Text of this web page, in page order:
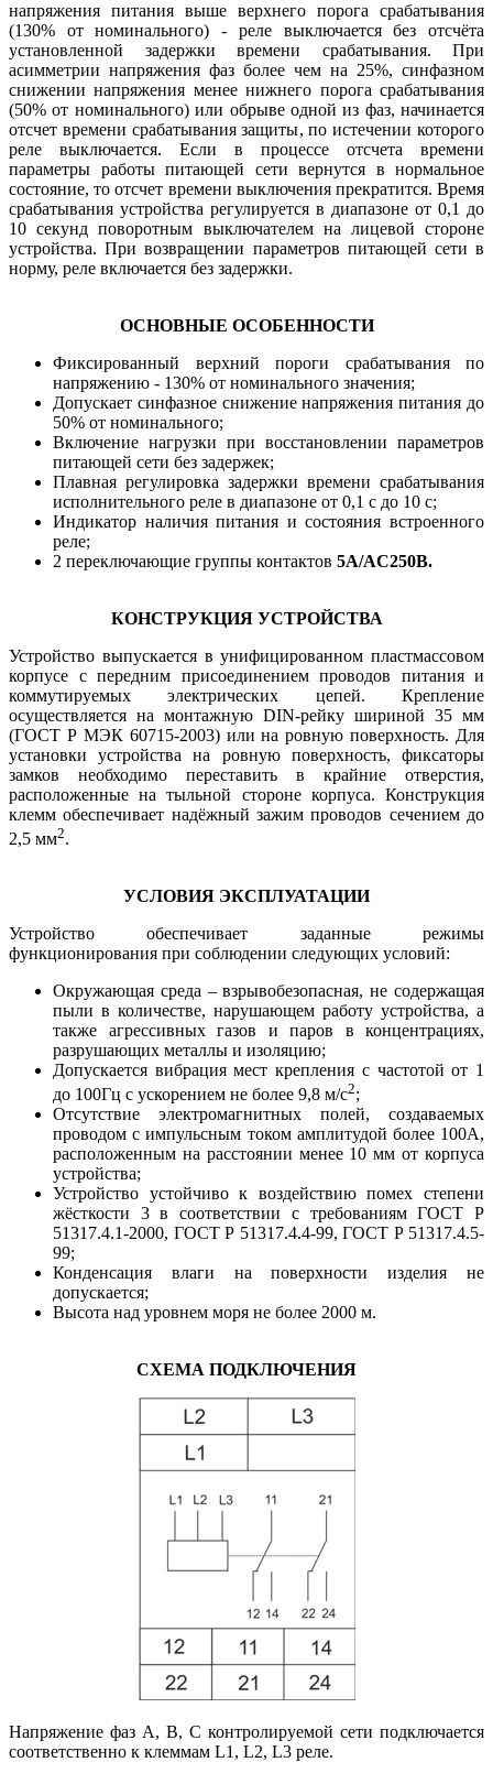
напряжения питания выше верхнего порога срабатывания
(130% от номинального) - реле выключается без отсчёта
установленной задержки времени срабатывания. При
асимметрии напряжения фаз более чем на 25%, синфазном
снижении напряжения менее нижнего порога срабатывания
(50% от номинального) или обрыве одной из фаз, начинается
отсчет времени срабатывания защиты, по истечении которого
реле выключается. Если в процессе отсчета времени
параметры работы питающей сети вернутся в нормальное
состояние, то отсчет времени выключения прекратится. Время
срабатывания устройства регулируется в диапазоне от 0,1 до
10 секунд поворотным выключателем на лицевой стороне
устройства. При возвращении параметров питающей сети в
норму, реле включается без задержки.
ОСНОВНЫЕ ОСОБЕННОСТИ
Фиксированный верхний пороги срабатывания по
напряжению - 130% от номинального значения;
Допускает синфазное снижение напряжения питания до
50% от номинального;
Включение нагрузки при восстановлении параметров
питающей сети без задержек;
Плавная регулировка задержки времени срабатывания
исполнительного реле в диапазоне от 0,1 с до 10 с;
Индикатор наличия питания и состояния встроенного
реле;
2 переключающие группы контактов 5А/AC250В.
КОНСТРУКЦИЯ УСТРОЙСТВА
Устройство выпускается в унифицированном пластмассовом
корпусе с передним присоединением проводов питания и
коммутируемых электрических цепей. Крепление
осуществляется на монтажную DIN-рейку шириной 35 мм
(ГОСТ Р МЭК 60715-2003) или на ровную поверхность. Для
установки устройства на ровную поверхность, фиксаторы
замков необходимо переставить в крайние отверстия,
расположенные на тыльной стороне корпуса. Конструкция
клемм обеспечивает надёжный зажим проводов сечением до
2,5 мм2.
УСЛОВИЯ ЭКСПЛУАТАЦИИ
Устройство обеспечивает заданные режимы
функционирования при соблюдении следующих условий:
Окружающая среда – взрывобезопасная, не содержащая
пыли в количестве, нарушающем работу устройства, а
также агрессивных газов и паров в концентрациях,
разрушающих металлы и изоляцию;
Допускается вибрация мест крепления с частотой от 1
до 100Гц с ускорением не более 9,8 м/с2;
Отсутствие электромагнитных полей, создаваемых
проводом с импульсным током амплитудой более 100А,
расположенным на расстоянии менее 10 мм от корпуса
устройства;
Устройство устойчиво к воздействию помех степени
жёсткости 3 в соответствии с требованиям ГОСТ Р
51317.4.1-2000, ГОСТ Р 51317.4.4-99, ГОСТ Р 51317.4.5-
99;
Конденсация влаги на поверхности изделия не
допускается;
Высота над уровнем моря не более 2000 м.
СХЕМА ПОДКЛЮЧЕНИЯ
Напряжение фаз А, В, С контролируемой сети подключается
соответственно к клеммам L1, L2, L3 реле.